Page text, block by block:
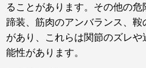
ることがあります。その他の
蹄装、筋肉のアンバランス、
があり、これらは関節のズレ
能性があります。